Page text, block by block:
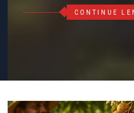
CONTINUE